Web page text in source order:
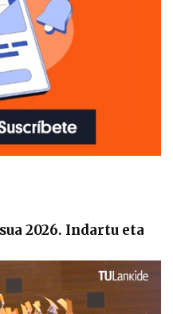
2026. Indartu eta